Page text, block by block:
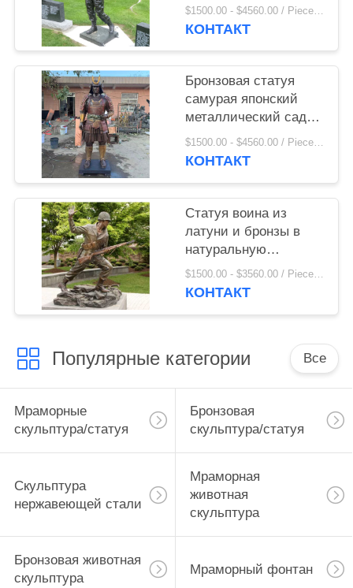
Мученики кладбище
Памятник воину
открытом воздухе
$1500.00 - $4560.00 / Piece MOQ:1
КОНТАКТ
Бронзовая статуя
самурая японский
металлический сад
мемориальные
скульптуры наружное
$1500.00 - $4560.00 / Piece MOQ:1
КОНТАКТ
Статуя воина из
латуни и бронзы в
натуральную
величину,
металлическая
$1500.00 - $3560.00 / Piece MOQ:1
КОНТАКТ
Популярные категории Все
Мраморные
скульптура/статуя
Бронзовая
скульптура/статуя
Скульптура
нержавеющей стали
Мраморная
животная
скульптура
Бронзовая животная
скульптура
Мраморный фонтан